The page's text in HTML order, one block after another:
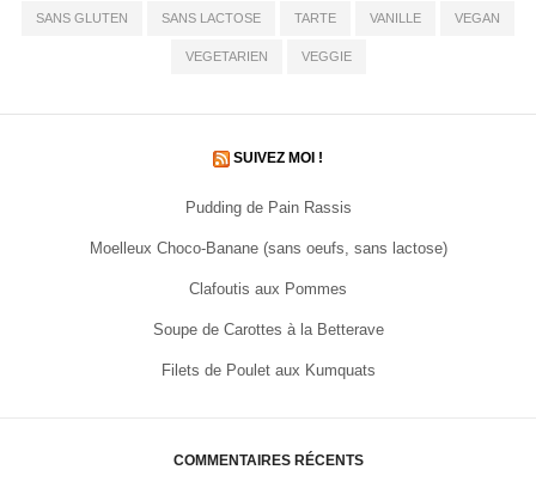
SANS GLUTEN SANS LACTOSE TARTE VANILLE VEGAN
VEGETARIEN VEGGIE
SUIVEZ MOI !
Pudding de Pain Rassis
Moelleux Choco-Banane (sans oeufs, sans lactose)
Clafoutis aux Pommes
Soupe de Carottes à la Betterave
Filets de Poulet aux Kumquats
COMMENTAIRES RÉCENTS